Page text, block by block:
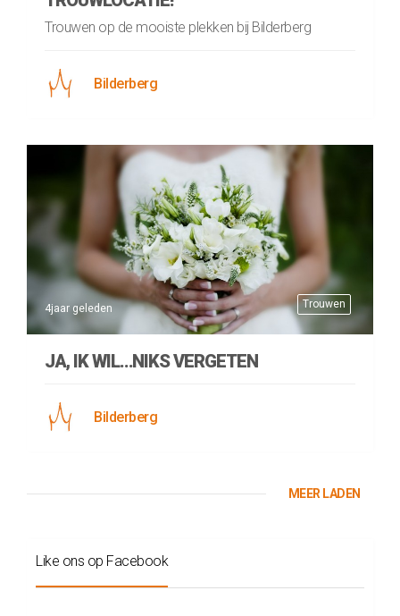
Trouwen op de mooiste plekken bij Bilderberg
Bilderberg
Trouwen
4jaar geleden
JA, IK WIL…NIKS VERGETEN
Bilderberg
MEER LADEN
Like ons op Facebook